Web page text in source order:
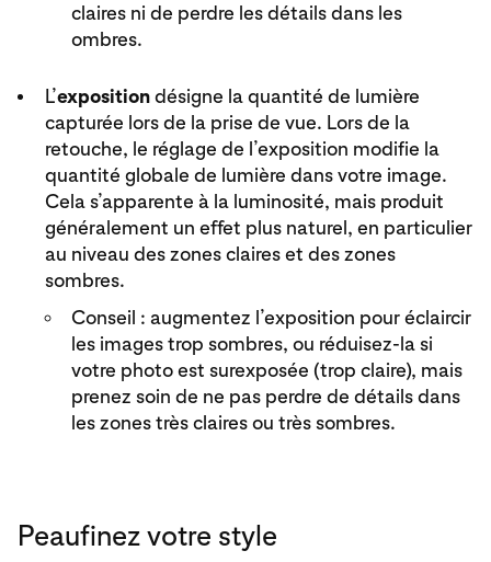
claires ni de perdre les détails dans les
ombres.
L’expositiondésigne la quantité de lumière
capturée lors de la prise de vue. Lors de la
retouche, le réglage de l’exposition modifie la
quantité globale de lumière dans votre image.
Cela s’apparente à la luminosité, mais produit
généralement un effet plus naturel, en particulier
au niveau des zones claires et des zones
sombres.
Conseil : augmentez l’exposition pour éclaircir
les images trop sombres, ou réduisez-la si
votre photo est surexposée (trop claire), mais
prenez soin de ne pas perdre de détails dans
les zones très claires ou très sombres.
Peaufinez votre style